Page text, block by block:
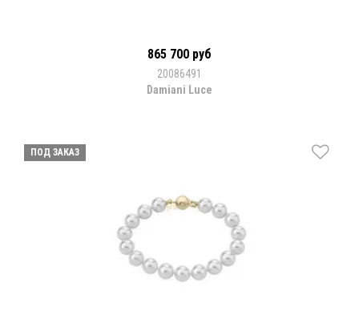
865 700 руб
20086491
Damiani Luce
ПОД ЗАКАЗ